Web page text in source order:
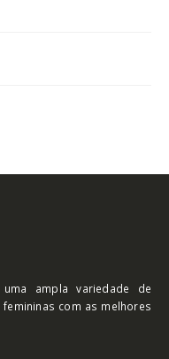
ampla variedade de
com as melhores